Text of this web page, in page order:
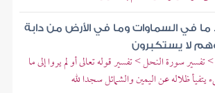
في السماوات وما في الأرض من دابة
وهم لا يستكبرون
تفسير سورة النحل > تفسير قوله تعالى أو لم يروا إلى ما
ظلاله عن اليمين والشمائل سجدا لله